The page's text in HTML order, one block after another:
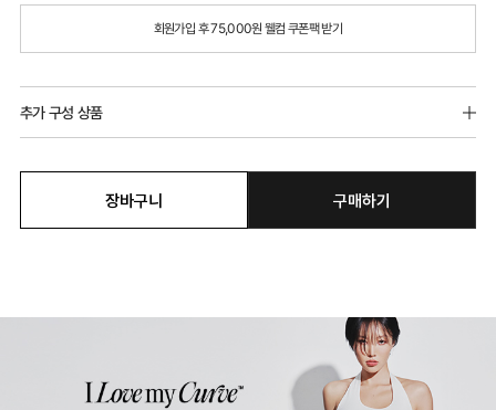
회원가입 후 75,000원 웰컴 쿠폰팩 받기
추가 구성 상품
장바구니 구매하기